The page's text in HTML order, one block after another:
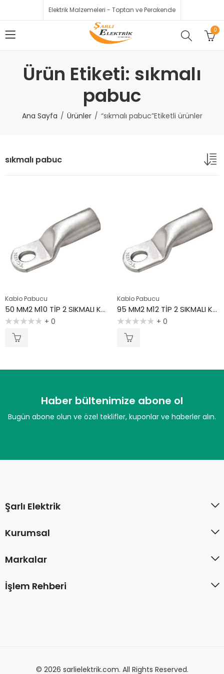
Elektrik Malzemeleri - Toptan ve Perakende
0
Ürün Etiketi: sıkmalı
pabuc
Ana Sayfa Ürünler “sıkmalı pabuc”Etiketli ürünler
sıkmalı pabuc
Kablo Pabucu
50 MM2 M10 TİP 2 SIKMALI KABLO PABUCU
üzerinden
+ 0
Kablo Pabucu
95 MM2 M12 TİP 2 SIKMALI KABLO PABUCU
üzerinden
+ 0
Haber bültenimize abone ol
Bugün abone olun ve özel teklifler, kuponlar ve haberler alın.
Şarlı Elektrik
Kurumsal
Markalar
İşlem Rehberi
© 2026 sarlielektrik.com. All Rights Reserved.